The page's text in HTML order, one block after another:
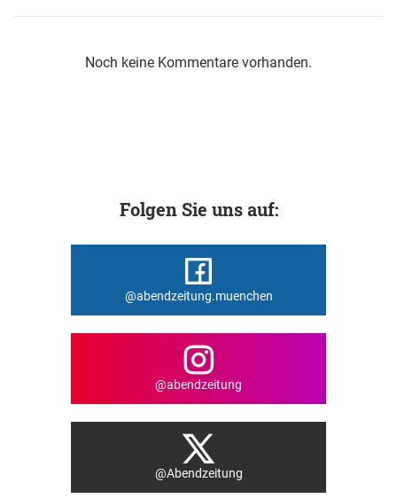
Noch keine Kommentare vorhanden.
Folgen Sie uns auf:
@abendzeitung.muenchen
@abendzeitung
@Abendzeitung